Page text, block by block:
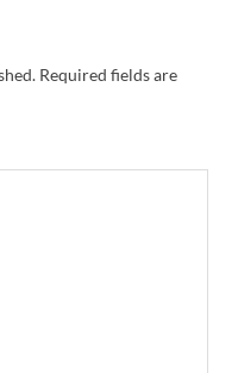
Required fields are